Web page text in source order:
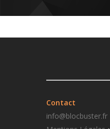
Contact
info@blocbuster.fr